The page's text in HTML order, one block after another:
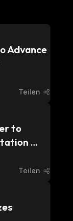
Advance
Teilen
to
Teilen